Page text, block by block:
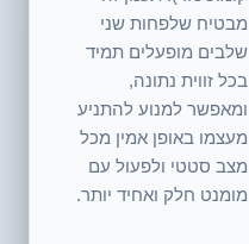
מבטיח שלפחות שני
שלבים מופעלים תמיד
בכל זווית נתונה,
ומאפשר למנוע להתניע
מעצמו באופן אמין מכל
מצב סטטי ולפעול עם
מומנט חלק ואחיד יותר.